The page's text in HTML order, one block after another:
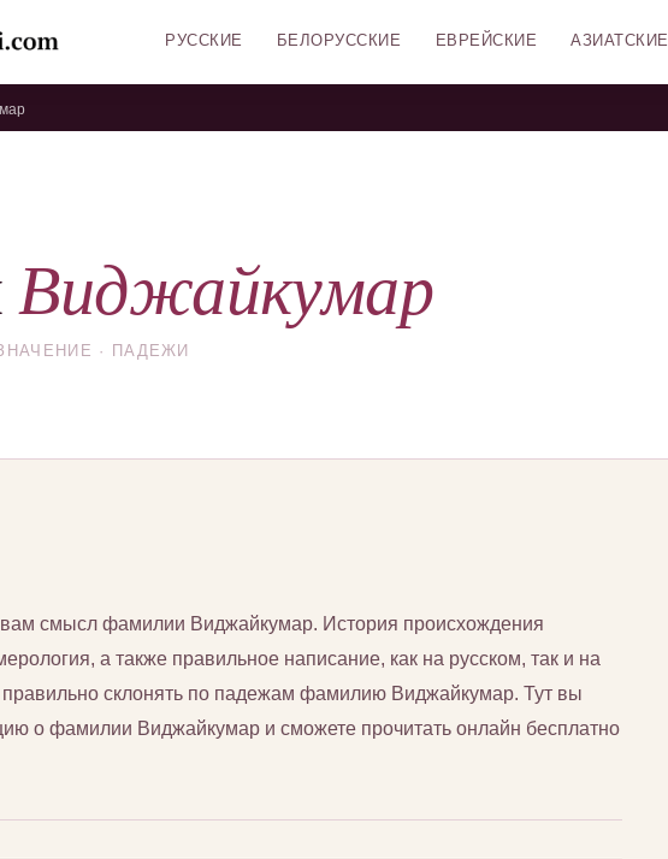
РУССКИЕ БЕЛОРУССКИЕ ЕВРЕЙСКИЕ АЗИАТСКИЕ
Виджайкумар
· ПАДЕЖИ
смысл фамилии Виджайкумар. История происхождения
а также правильное написание, как на русском, так и на
правильно склонять по падежам фамилию Виджайкумар. Тут вы
о фамилии Виджайкумар и сможете прочитать онлайн бесплатно